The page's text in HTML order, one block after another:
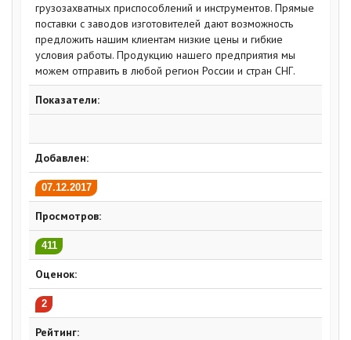
грузозахватных приспособлений и инструментов. Прямые
поставки с заводов изготовителей дают возможность
предложить нашим клиентам низкие цены и гибкие
условия работы. Продукцию нашего предприятия мы
можем отправить в любой регион России и стран СНГ.
Показатели:
Добавлен:
07.12.2017
Просмотров:
411
Оценок:
2
Рейтинг: